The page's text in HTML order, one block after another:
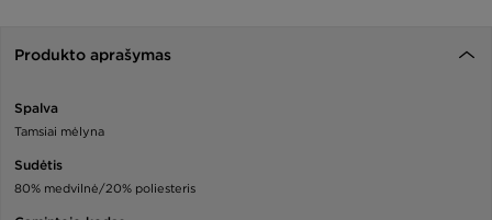
Produkto aprašymas
Spalva
Tamsiai mėlyna
Sudėtis
80% medvilnė/20% poliesteris